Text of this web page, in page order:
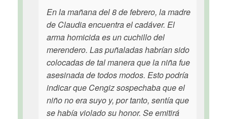
En la mañana del 8 de febrero, la madre
de Claudia encuentra el cadáver. El
arma homicida es un cuchillo del
merendero. Las puñaladas habrían sido
colocadas de tal manera que la niña fue
asesinada de todos modos. Esto podría
indicar que Cengiz sospechaba que el
niño no era suyo y, por tanto, sentía que
se había violado su honor. Se emitirá